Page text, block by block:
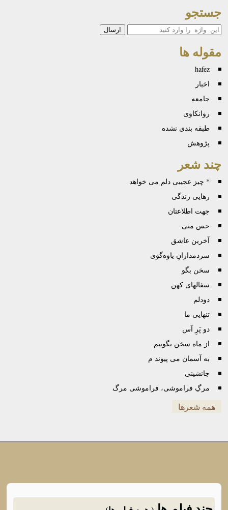
جستجو
جستجو
مقوله ها
hafez
اخبار
جامعه
روانكاوی
طبقه بندی نشده
پژوهش
چند شعر
* چیز عجیبی دلم می خواهد
رهایی زندگی
جهت اطلاعتان
حس منی
آخرین عاشق
سردمدارانِ یاوه‌گوی
سخن بگو
سفالهای کهن
دودلم
تنهایی ما
دو پَرِ آس
از ماه سخن بگوییم
به آسمان می پیوند م
جانشینی
مرگِ فراموشی، فراموشی مرگ
همه شعرها